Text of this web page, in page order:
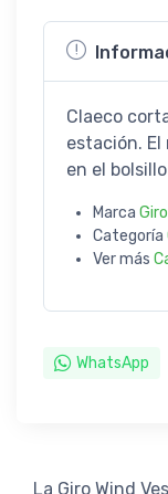
Claeco
estación. El
en el
Marca Giro
Categoría
Ver más
WhatsApp
La Giro Wind